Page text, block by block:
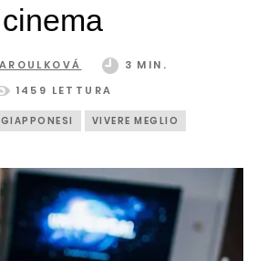
cinema
3 MIN.
1459 LETTURA
VIVERE MEGLIO